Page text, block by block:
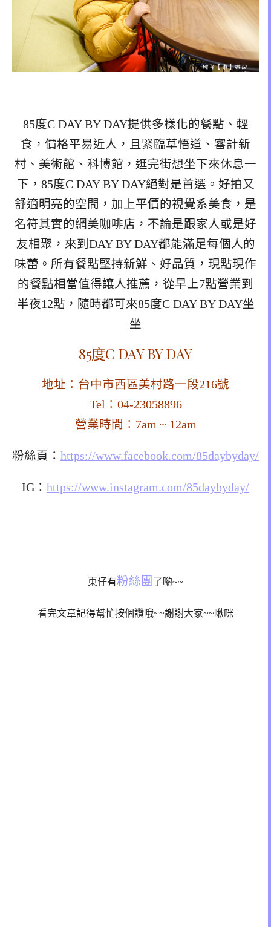
85度C DAY BY DAY提供多樣化的餐點、輕
食，價格平易近人，且緊臨草悟道、審計新
村、美術館、科博館，逛完街想坐下來休息一
下，85度C DAY BY DAY絕對是首選。好拍又
舒適明亮的空間，加上平價的視覺系美食，是
名符其實的網美咖啡店，不論是跟家人或是好
友相聚，來到DAY BY DAY都能滿足每個人的
味蕾。所有餐點堅持新鮮、好品質，現點現作
的餐點相當值得讓人推薦，從早上7點營業到
半夜12點，隨時都可來85度C DAY BY DAY坐
坐
85度C DAY BY DAY
地址：台中市西區美村路一段216號
Tel：04-23058896
營業時間：7am ~ 12am
粉絲頁： https://www.facebook.com/85daybyday/
IG： https://www.instagram.com/85daybyday/
東仔有粉絲團 了喲~~
看完文章記得幫忙按個讚哦~~謝謝大家~~啾咪